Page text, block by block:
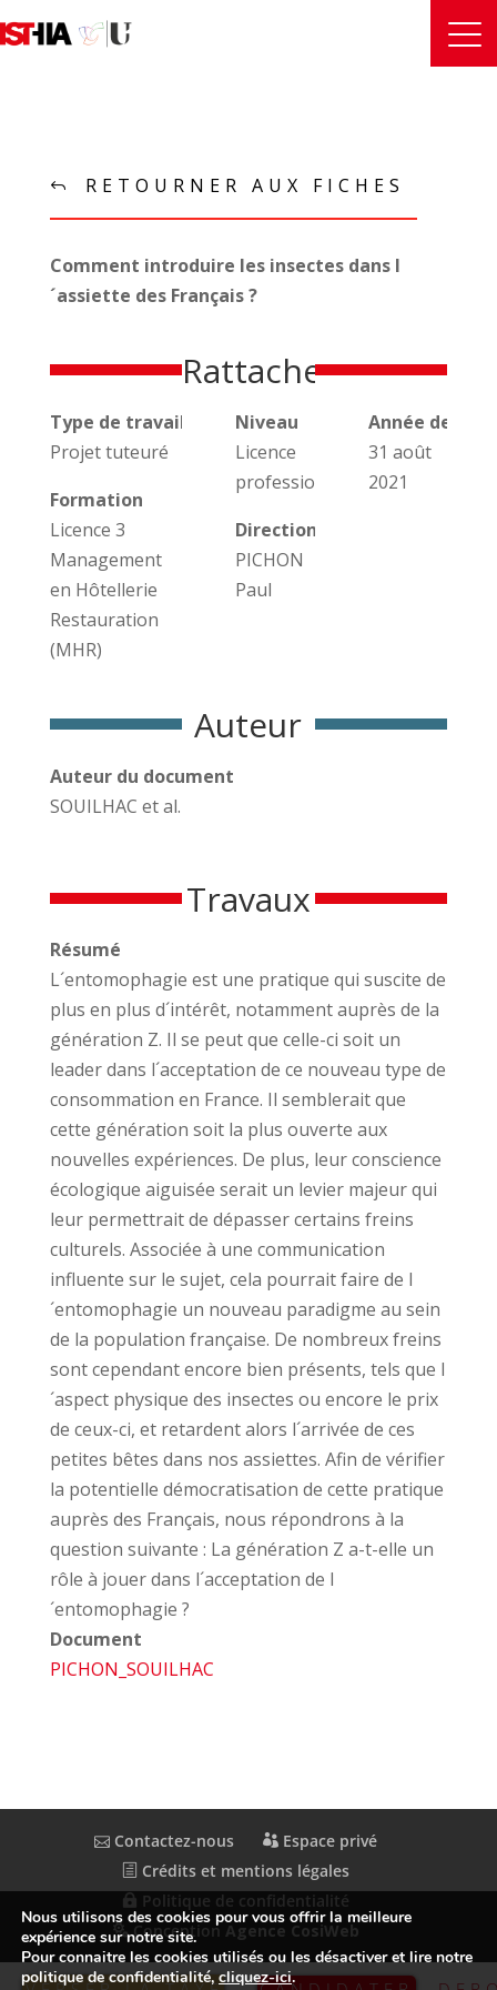
RETOURNER AUX FICHES
Comment introduire les insectes dans l
´assiette des Français ?
Rattachements
Type de travail universitaire
Projet tuteuré
Formation
Licence 3
Management
en Hôtellerie
Restauration
(MHR)
Niveau
Licence
professionnelle
Direction des travaux
PICHON
Paul
Année de
31 août
2021
Auteur
Auteur du document
SOUILHAC et al.
Travaux
Résumé
L´entomophagie est une pratique qui suscite de
plus en plus d´intérêt, notamment auprès de la
génération Z. Il se peut que celle-ci soit un
leader dans l´acceptation de ce nouveau type de
consommation en France. Il semblerait que
cette génération soit la plus ouverte aux
nouvelles expériences. De plus, leur conscience
écologique aiguisée serait un levier majeur qui
leur permettrait de dépasser certains freins
culturels. Associée à une communication
influente sur le sujet, cela pourrait faire de l
´entomophagie un nouveau paradigme au sein
de la population française. De nombreux freins
sont cependant encore bien présents, tels que l
´aspect physique des insectes ou encore le prix
de ceux-ci, et retardent alors l´arrivée de ces
petites bêtes dans nos assiettes. Afin de vérifier
la potentielle démocratisation de cette pratique
auprès des Français, nous répondrons à la
question suivante : La génération Z a-t-elle un
rôle à jouer dans l´acceptation de l
´entomophagie ?
Document
PICHON_SOUILHAC
Contactez-nous
Espace privé
Crédits et mentions légales
Politique de confidentialité
Conception Agence CosiWeb
Nous utilisons des cookies pour vous offrir la meilleure
expérience sur notre site.
Pour connaitre les cookies utilisés ou les désactiver et lire notre
politique de confidentialité,cliquez-ici.